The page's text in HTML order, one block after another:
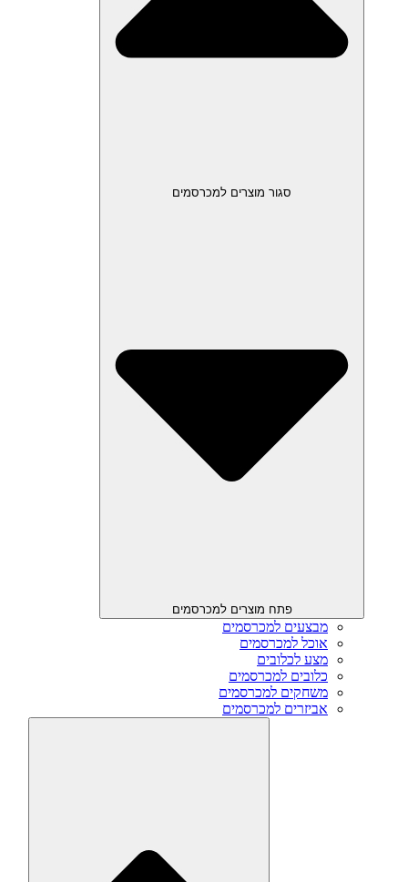
סגור מוצרים למכרסמים
פתח מוצרים למכרסמים
מבצעים למכרסמים
אוכל למכרסמים
מצע לכלובים
כלובים למכרסמים
משחקים למכרסמים
אביזרים למכרסמים